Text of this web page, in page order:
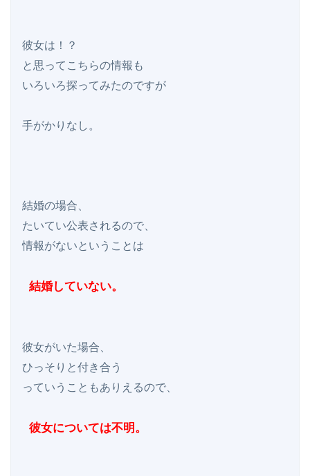
彼女は！？
と思ってこちらの情報も
いろいろ探ってみたのですが
手がかりなし。
結婚の場合、
たいてい公表されるので、
情報がないということは
結婚していない。
彼女がいた場合、
ひっそりと付き合う
っていうこともありえるので、
彼女については不明。